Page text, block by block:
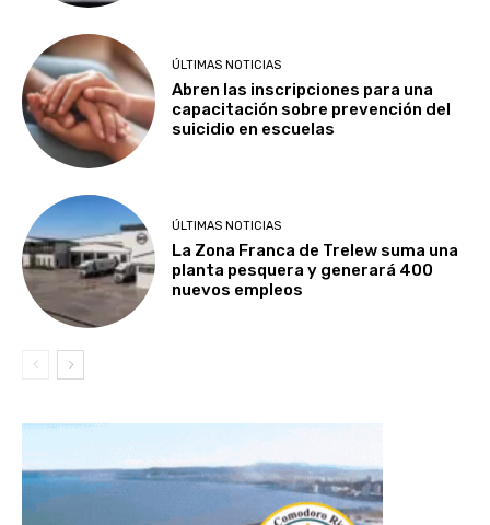
ÚLTIMAS NOTICIAS
Abren las inscripciones para una
capacitación sobre prevención del
suicidio en escuelas
ÚLTIMAS NOTICIAS
La Zona Franca de Trelew suma una
planta pesquera y generará 400
nuevos empleos